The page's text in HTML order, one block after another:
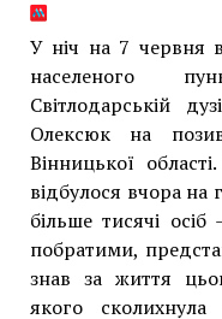
У ніч на 7 червня
населеного
Світлодарській
Олексюк на
Вінницької
відбулося вчора на
більше тисячі
побратими,
знав за життя
якого